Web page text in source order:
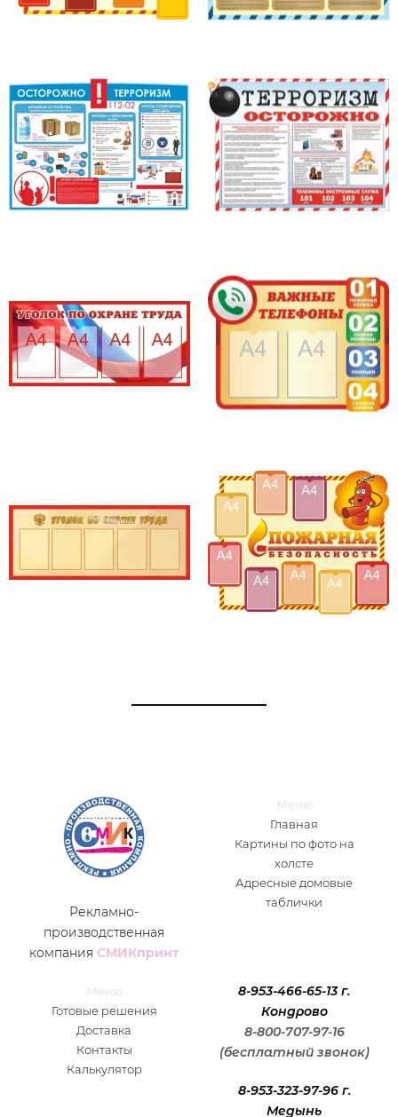
Рекламно-
производственная
компания СМИКпринт
Меню
Главная
Картины по фото на
холсте
Адресные домовые
таблички
Меню
Готовые решения
Доставка
Контакты
Калькулятор
8-953-466-65-13 г.
Кондрово
8-800-707-97-16
(бесплатный звонок)
8-953-323-97-96 г.
Медынь